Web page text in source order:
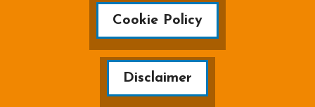
Cookie Policy
Disclaimer